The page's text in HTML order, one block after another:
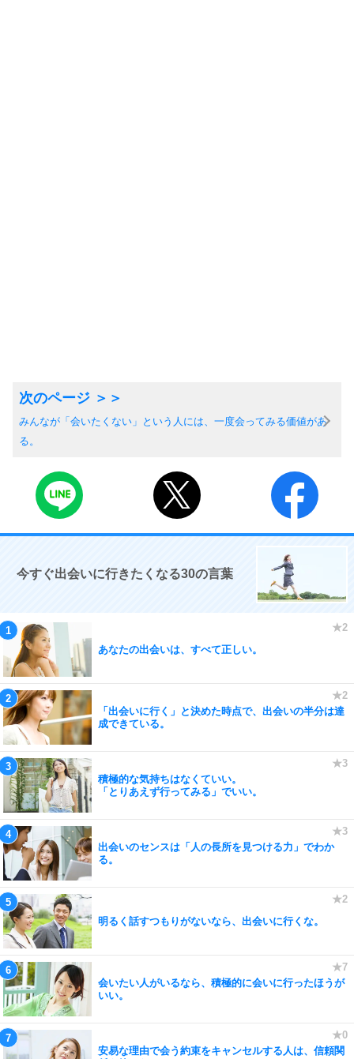
みんなが「会いたくない」という人には、一度会ってみる価値があ
る。
今すぐ出会いに行きたくなる30の言葉
あなたの出会いは、すべて正しい。
「出会いに行く」と決めた時点で、出会いの半分は達
成できている。
積極的な気持ちはなくていい。
「とりあえず行ってみる」でいい。
出会いのセンスは「人の長所を見つける力」でわか
る。
明るく話すつもりがないなら、出会いに行くな。
会いたい人がいるなら、積極的に会いに行ったほうが
いい。
安易な理由で会う約束をキャンセルする人は、信頼関